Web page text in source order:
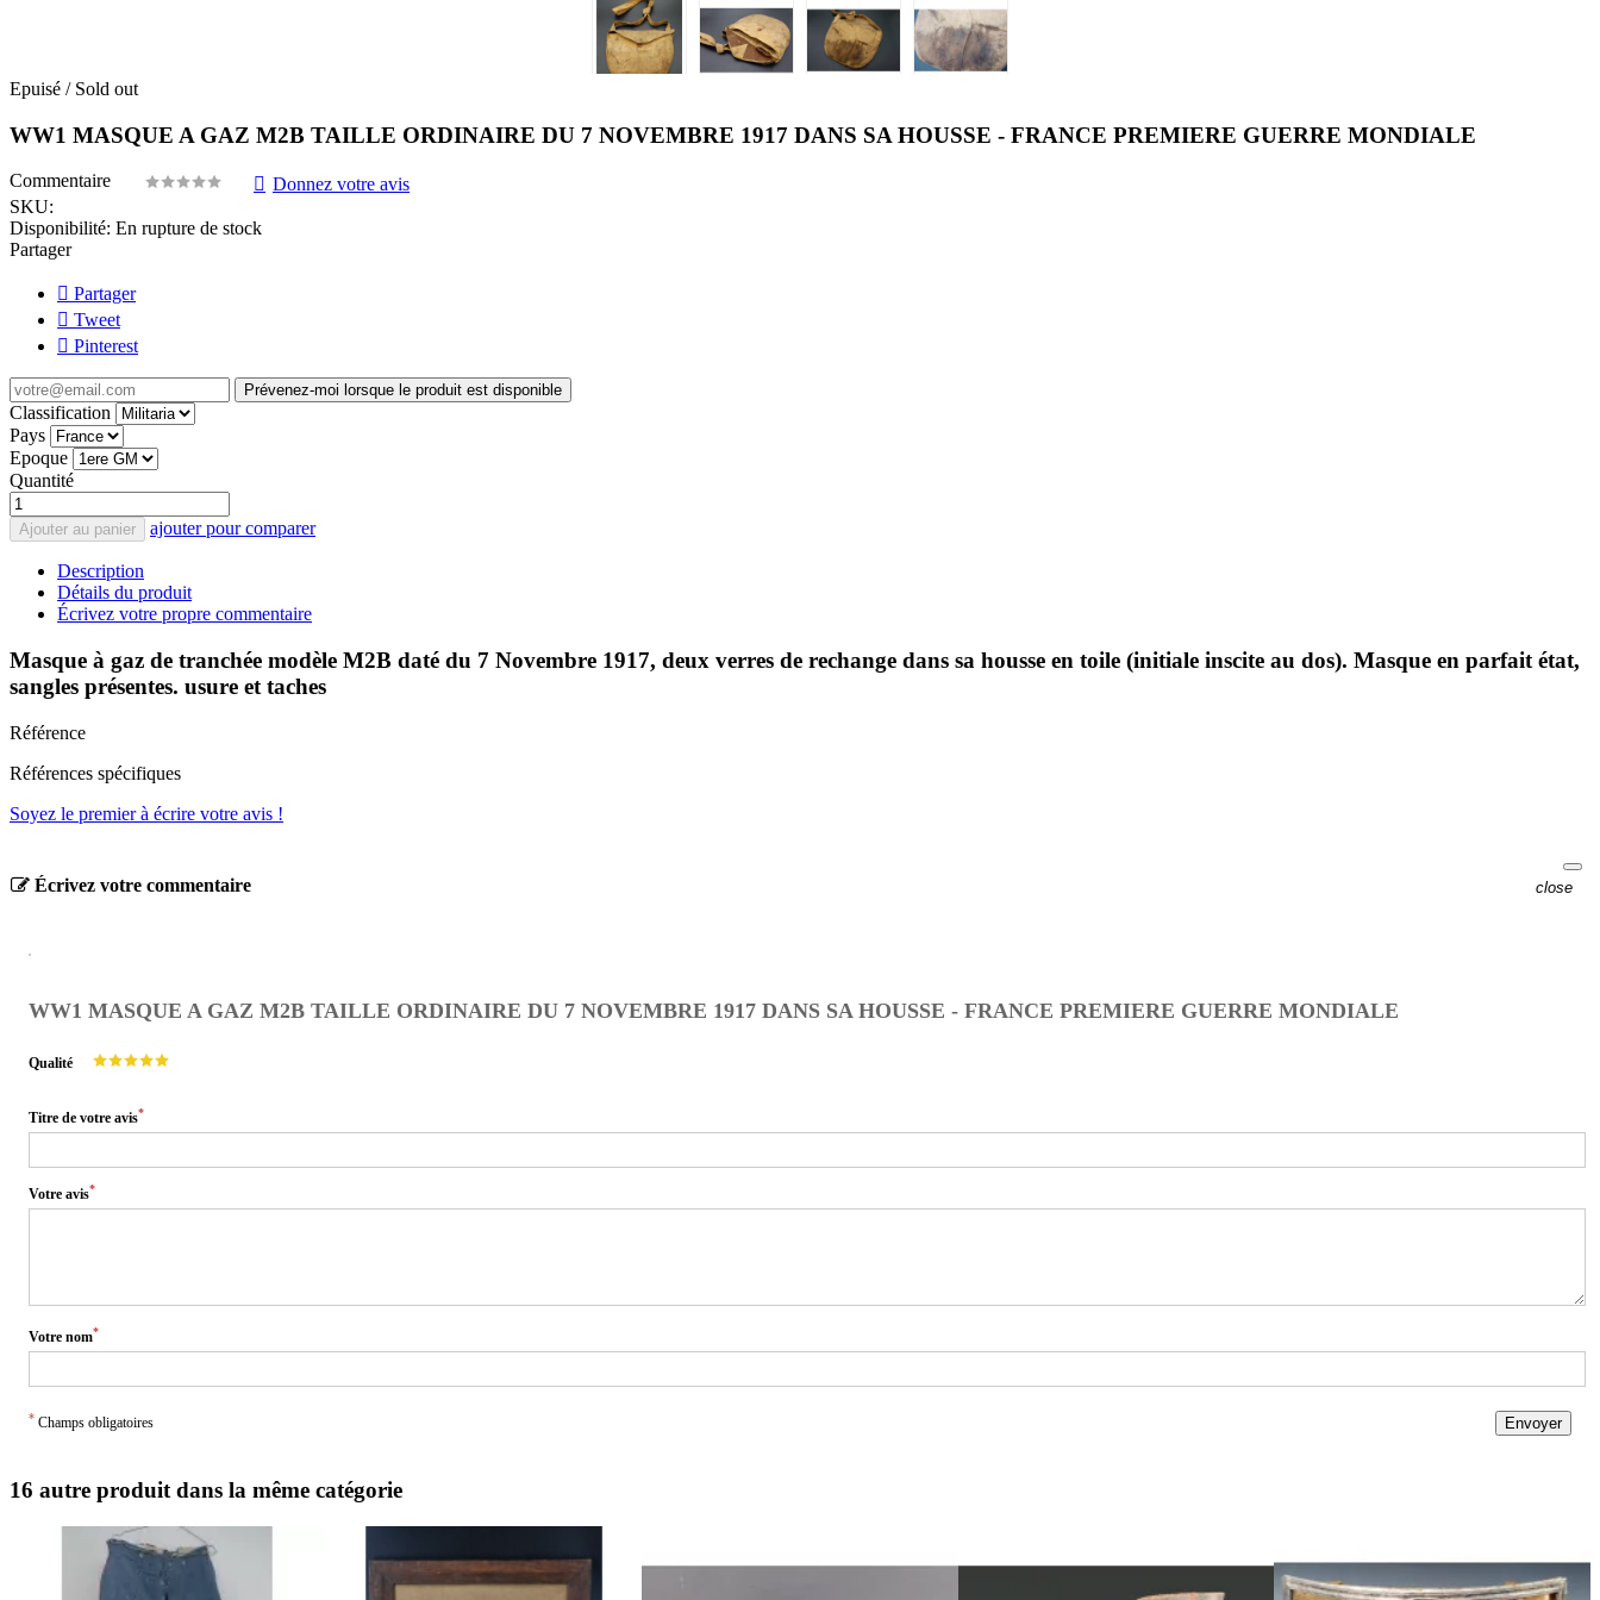
Epuisé / Sold out
WW1 MASQUE A GAZ M2B TAILLE ORDINAIRE DU 7 NOVEMBRE 1917 DANS SA HOUSSE - FRANCE PREMIERE GUERRE MONDIALE
Commentaire
Donnez votre avis
SKU:
Disponibilité: En rupture de stock
Partager
Partager
Tweet
Pinterest
Prévenez-moi lorsque le produit est disponible
Classification
Pays
Epoque
Quantité
Ajouter au panier ajouter pour comparer
Description
Détails du produit
Écrivez votre propre commentaire
Masque à gaz de tranchée modèle M2B daté du 7 Novembre 1917, deux verres de rechange dans sa housse en toile (initiale inscite au dos). Masque en parfait état,
sangles présentes. usure et taches
Référence
Références spécifiques
Soyez le premier à écrire votre avis !
Écrivez votre commentaire close
WW1 MASQUE A GAZ M2B TAILLE ORDINAIRE DU 7 NOVEMBRE 1917 DANS SA HOUSSE - FRANCE PREMIERE GUERRE MONDIALE
Qualité
Titre de votre avis*
Votre avis*
Votre nom*
* Champs obligatoires Envoyer
16 autre produit dans la même catégorie